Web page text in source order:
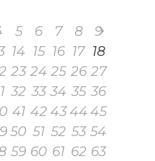
5 6 7 8
9
14 15 16 17 18
23 24 25 26 27
32 33 34 35 36
41 42 434445
50 51 52 53 54
59 60 61 62 63